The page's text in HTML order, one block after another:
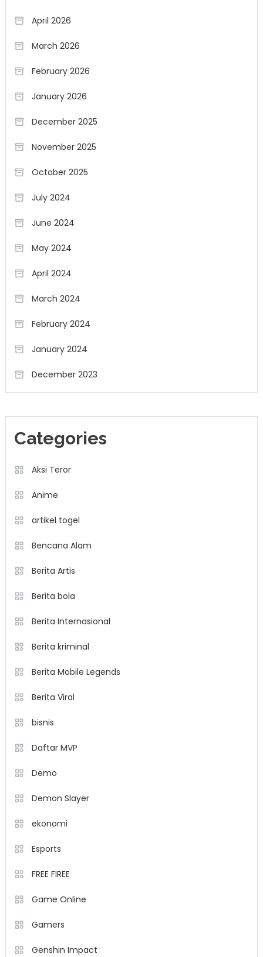
April 2026
March 2026
February 2026
January 2026
December 2025
November 2025
October 2025
July 2024
June 2024
May 2024
April 2024
March 2024
February 2024
January 2024
December 2023
Categories
Aksi Teror
Anime
artikel togel
Bencana Alam
Berita Artis
Berita bola
Berita Internasional
Berita kriminal
Berita Mobile Legends
Berita Viral
bisnis
Daftar MVP
Demo
Demon Slayer
ekonomi
Esports
FREE FIREE
Game Online
Gamers
Genshin Impact